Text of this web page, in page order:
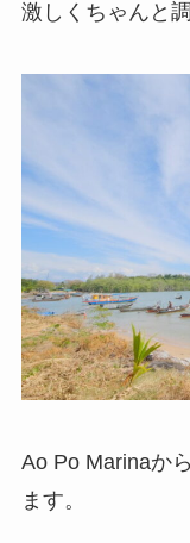
激しくちゃんと
Ao Po Marinaか
ます。